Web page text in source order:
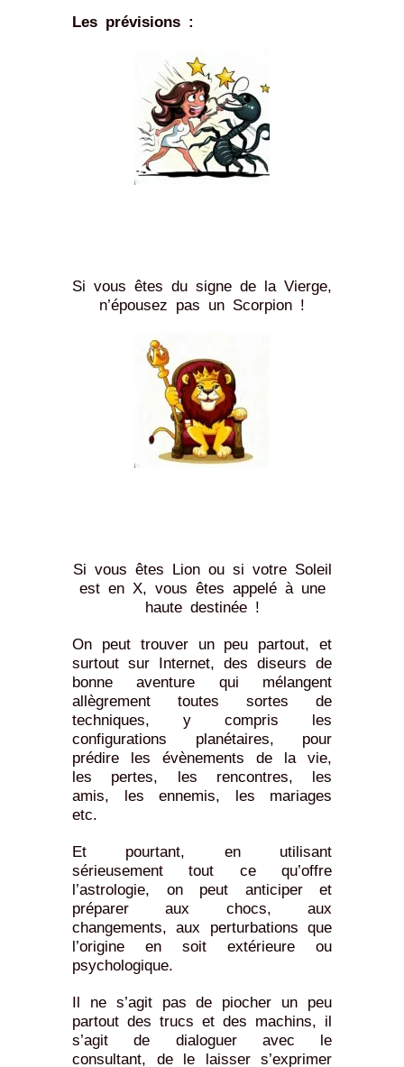
Les prévisions :
Si vous êtes du signe de la Vierge,
n’épousez pas un Scorpion !
Si vous êtes Lion ou si votre Soleil
est en X, vous êtes appelé à une
haute destinée !
On peut trouver un peu partout, et
surtout sur Internet, des diseurs de
bonne aventure qui mélangent
allègrement toutes sortes de
techniques, y compris les
configurations planétaires, pour
prédire les évènements de la vie,
les pertes, les rencontres, les
amis, les ennemis, les mariages
etc.
Et pourtant, en utilisant
sérieusement tout ce qu’offre
l’astrologie, on peut anticiper et
préparer aux chocs, aux
changements, aux perturbations que
l’origine en soit extérieure ou
psychologique.
Il ne s’agit pas de piocher un peu
partout des trucs et des machins, il
s’agit de dialoguer avec le
consultant, de le laisser s’exprimer